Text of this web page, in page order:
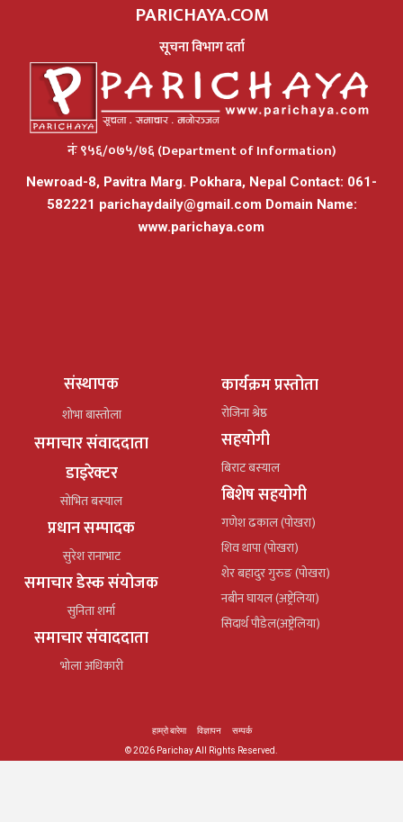
PARICHAYA.COM
सूचना विभाग दर्ता
नंः ९५६/०७५/७६ (Department of Information)
Newroad-8, Pavitra Marg. Pokhara, Nepal Contact: 061-
582221 parichaydaily@gmail.comDomain Name:
www.parichaya.com
संस्थापक
शोभा बास्तोला
समाचार संवाददाता
डाइरेक्टर
सोभित बस्याल
प्रधान सम्पादक
सुरेश रानाभाट
समाचार डेस्क संयोजक
सुनिता शर्मा
समाचार संवाददाता
भोला अधिकारी
कार्यक्रम प्रस्तोता
रोजिना श्रेष्ठ
सहयोगी
बिराट बस्याल
बिशेष सहयोगी
गणेश ढकाल (पोखरा)
शिव थापा (पोखरा)
शेर बहादुर गुरुङ (पोखरा)
नबीन घायल (अष्ट्रेलिया)
सिदार्थ पौडेल(अष्ट्रेलिया)
हाम्रो बारेमा विज्ञापन
सम्पर्क
© 2026 Parichay All Rights Reserved.